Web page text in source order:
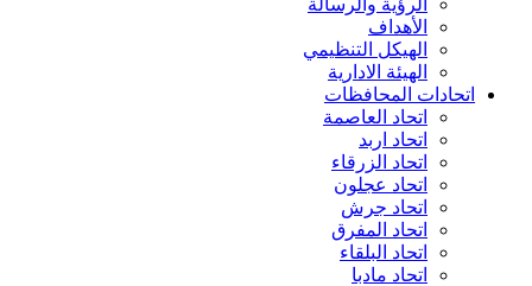
الرؤية والرسالة
الأهداف
الهيكل التنظيمي
الهيئة الادارية
اتحادات المحافظات
اتحاد العاصمة
اتحاد اربد
اتحاد الزرقاء
اتحاد عجلون
اتحاد جرش
اتحاد المفرق
اتحاد البلقاء
اتحاد مادبا